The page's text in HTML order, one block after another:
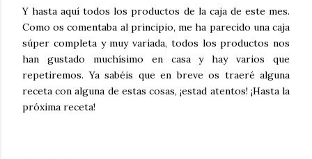
Y hasta aquí todos los productos de la caja de este mes.
Como os comentaba al principio, me ha parecido una caja
súper completa y muy variada, todos los productos nos
han gustado muchísimo en casa y hay varios que
repetiremos. Ya sabéis que en breve os traeré alguna
receta con alguna de estas cosas, ¡estad atentos! ¡Hasta la
próxima receta!